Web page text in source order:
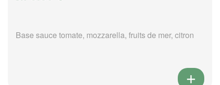
Base sauce tomate, mozzarella, fruits de mer, citron